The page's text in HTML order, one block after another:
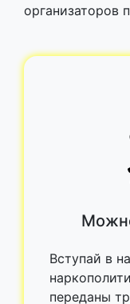
организаторов
Вступай в
переданы